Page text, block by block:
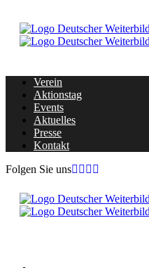
Verein
Aktionstag
Events
Aktuelles
Presse
Kontakt
Folgen Sie uns